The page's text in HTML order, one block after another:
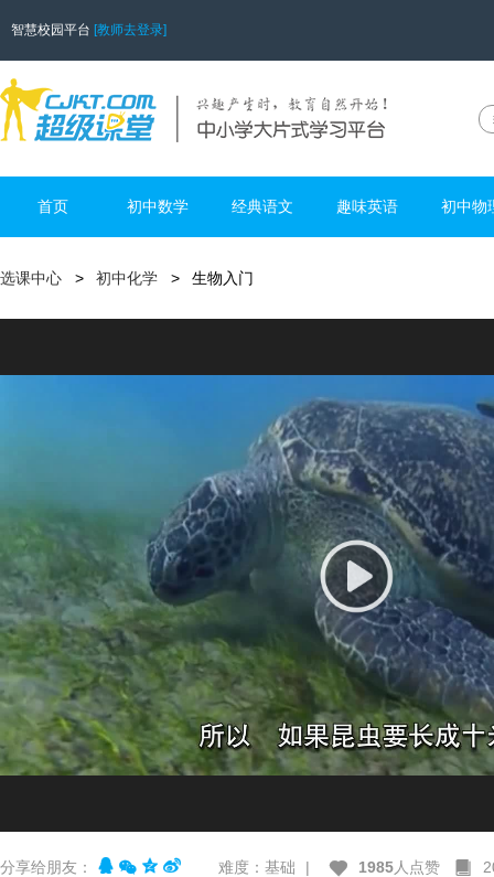
智慧校园平台 [教师去登录]
首页 初中数学 经典语文 趣味英语 初中物
选课中心 初中化学 生物入门
分享给朋友： 难度：基础 | 1985人点赞